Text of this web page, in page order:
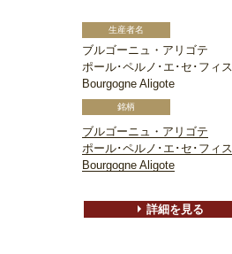
ブルゴーニュ・アリゴテ
ポール･ペルノ･エ･セ･フィス
Bourgogne Aligote
ブルゴーニュ・アリゴテ
ポール･ペルノ･エ･セ･フィス
Bourgogne Aligote
詳細を見る